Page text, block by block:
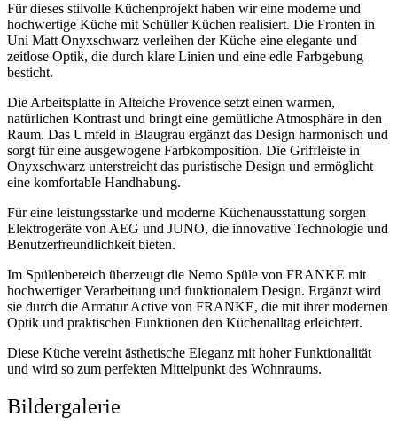
Für dieses stilvolle Küchenprojekt haben wir eine moderne und
hochwertige Küche mit Schüller Küchen realisiert. Die Fronten in
Uni Matt Onyxschwarz verleihen der Küche eine elegante und
zeitlose Optik, die durch klare Linien und eine edle Farbgebung
besticht.
Die Arbeitsplatte in Alteiche Provence setzt einen warmen,
natürlichen Kontrast und bringt eine gemütliche Atmosphäre in den
Raum. Das Umfeld in Blaugrau ergänzt das Design harmonisch und
sorgt für eine ausgewogene Farbkomposition. Die Griffleiste in
Onyxschwarz unterstreicht das puristische Design und ermöglicht
eine komfortable Handhabung.
Für eine leistungsstarke und moderne Küchenausstattung sorgen
Elektrogeräte von AEG und JUNO, die innovative Technologie und
Benutzerfreundlichkeit bieten.
Im Spülenbereich überzeugt die Nemo Spüle von FRANKE mit
hochwertiger Verarbeitung und funktionalem Design. Ergänzt wird
sie durch die Armatur Active von FRANKE, die mit ihrer modernen
Optik und praktischen Funktionen den Küchenalltag erleichtert.
Diese Küche vereint ästhetische Eleganz mit hoher Funktionalität
und wird so zum perfekten Mittelpunkt des Wohnraums.
Bildergalerie